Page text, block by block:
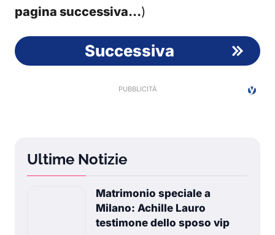
pagina successiva…)
Successiva
Ultime Notizie
Matrimonio speciale a
Milano: Achille Lauro
testimone dello sposo vip